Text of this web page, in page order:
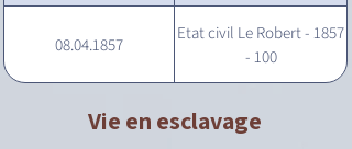
08.04.1857
Etat civil Le Robert - 1857
- 100
Vie en esclavage